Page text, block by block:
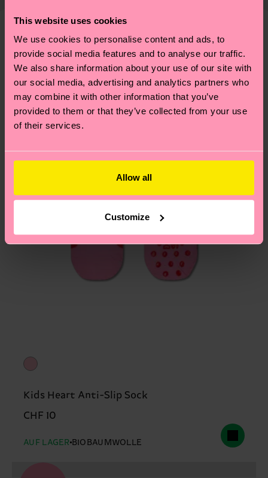
This website uses cookies
We use cookies to personalise content and ads, to
provide social media features and to analyse our traffic.
We also share information about your use of our site with
our social media, advertising and analytics partners who
may combine it with other information that you’ve
provided to them or that they’ve collected from your use
of their services.
Allow all
Customize
Polyamide, 1% Elastane
cotton blend, 21% Recycled Polyester, 15%
Recycled Polyester, 1% Elastane, 1% Viscose
findest du auf unsererNachhaltigkeitsseite
deine Bestellung versandt wurde. Bitte bedenke,
dass es sich hierbei um einen Richtwert handelt
und die genaue Lieferzeit von der lokalen Post in
deinem Land abhängt.
Du hast Fragen zu einer Retoure? In unserem
Hilfebereich im ArtikelRetourenfindest du die
am häufigsten gestellten Fragen.
Ähnliche muster
Kids Heart Anti-Slip Sock
CHF 10
AUF LAGER BIOBAUMWOLLE